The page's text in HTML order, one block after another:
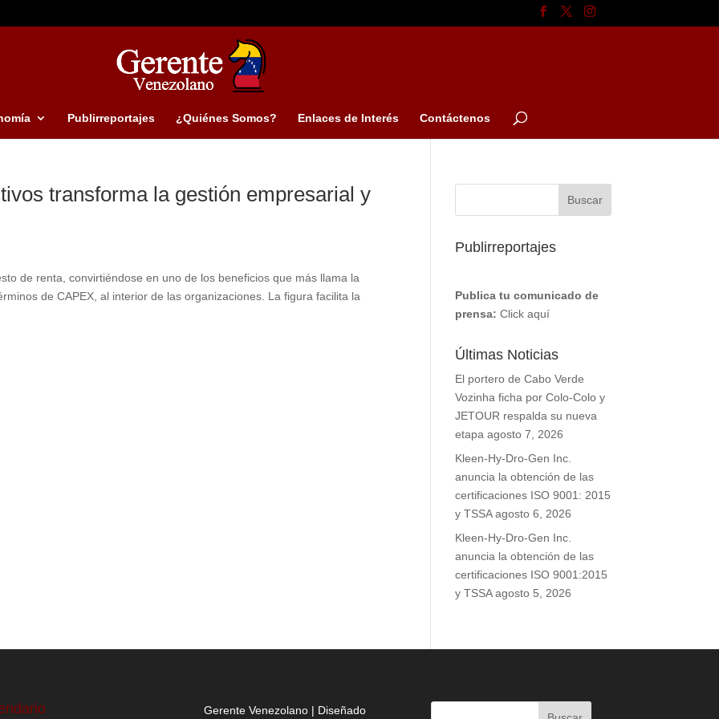
Publirreportajes ¿Quiénes Somos? Enlaces de Interés Contáctenos
transforma la gestión empresarial y
de renta, convirtiéndose en uno de los beneficios que más llama la
de CAPEX, al interior de las organizaciones. La figura facilita la
Publirreportajes
Publica tu comunicado de
prensa: Click aquí
Últimas Noticias
El portero de Cabo Verde
Vozinha ficha por Colo-Colo y
JETOUR respalda su nueva
etapa agosto 7, 2026
Kleen-Hy-Dro-Gen Inc.
anuncia la obtención de las
certificaciones ISO 9001: 2015
y TSSA agosto 6, 2026
Kleen-Hy-Dro-Gen Inc.
anuncia la obtención de las
certificaciones ISO 9001:2015
y TSSA agosto 5, 2026
Gerente Venezolano | Diseñado